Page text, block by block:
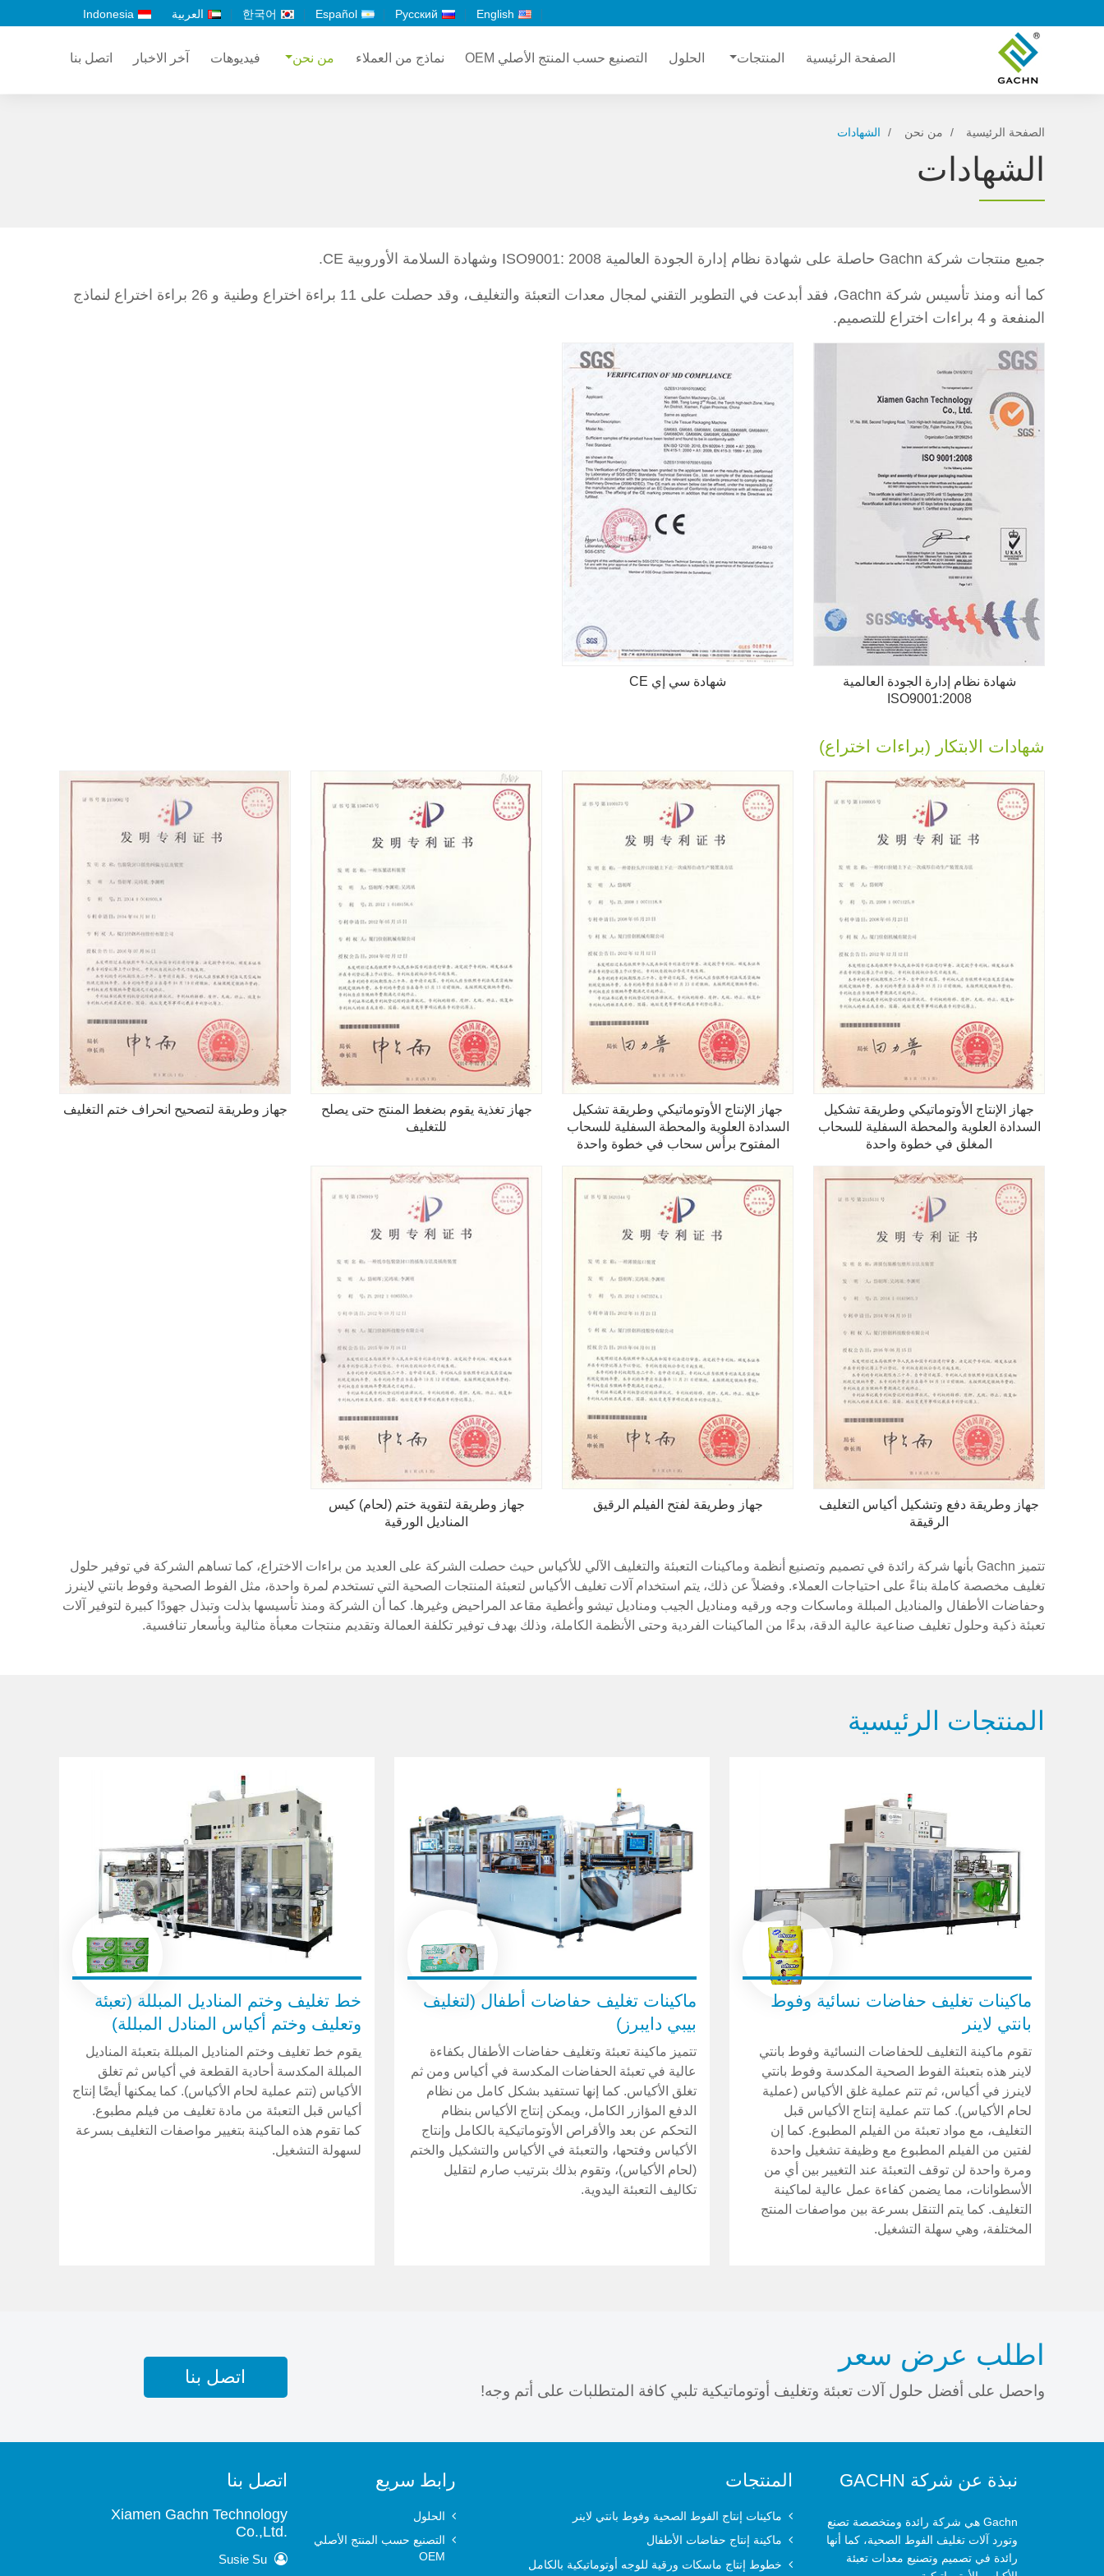
English
Русский
Español
한국어 العربية Indonesia
الصفحة الرئيسية المنتجات الحلول التصنيع حسب المنتج الأصلي OEM نماذج من العملاء من نحن فيديوهات آخر الاخبار اتصل بنا
الصفحة الرئيسية من نحن الشهادات
الشهادات
جميع منتجات شركة Gachn حاصلة على شهادة نظام إدارة الجودة العالمية ISO9001: 2008 وشهادة السلامة الأوروبية CE.
كما أنه ومنذ تأسيس شركة Gachn، فقد أبدعت في التطوير التقني لمجال معدات التعبئة والتغليف، وقد حصلت على 11 براءة اختراع وطنية و 26 براءة اختراع لنماذج
المنفعة و 4 براءات اختراع للتصميم.
شهادة نظام إدارة الجودة العالمية
ISO9001:2008
شهادة سي إي CE
شهادات الابتكار (براءات اختراع)
جهاز الإنتاج الأوتوماتيكي وطريقة تشكيل
السدادة العلوية والمحطة السفلية للسحاب
المغلق في خطوة واحدة
جهاز الإنتاج الأوتوماتيكي وطريقة تشكيل
السدادة العلوية والمحطة السفلية للسحاب
المفتوح برأس سحاب في خطوة واحدة
جهاز تغذية يقوم بضغط المنتج حتى يصلح
للتغليف
جهاز وطريقة لتصحيح انحراف ختم التغليف
جهاز وطريقة دفع وتشكيل أكياس التغليف
الرقيقة
جهاز وطريقة لفتح الفيلم الرقيق
جهاز وطريقة لتقوية ختم (لحام) كيس
المناديل الورقية
تتميز Gachn بأنها شركة رائدة في تصميم وتصنيع أنظمة وماكينات التعبئة والتغليف الآلي للأكياس حيث حصلت الشركة على العديد من براءات الاختراع، كما تساهم الشركة في توفير حلول
تغليف مخصصة كاملة بناءً على احتياجات العملاء. وفضلاً عن ذلك، يتم استخدام آلات تغليف الأكياس لتعبئة المنتجات الصحية التي تستخدم لمرة واحدة، مثل الفوط الصحية وفوط بانتي لاينرز
وحفاضات الأطفال والمناديل المبللة وماسكات وجه ورقيه ومناديل الجيب ومناديل تيشو وأغطية مقاعد المراحيض وغيرها. كما أن الشركة ومنذ تأسيسها بذلت وتبذل جهودًا كبيرة لتوفير آلات
تعبئة ذكية وحلول تغليف صناعية عالية الدقة، بدءًا من الماكينات الفردية وحتى الأنظمة الكاملة، وذلك بهدف توفير تكلفة العمالة وتقديم منتجات معبأة مثالية وبأسعار تنافسية.
المنتجات الرئيسية
ماكينات تغليف حفاضات نسائية وفوط
بانتي لاينر
تقوم ماكينة التغليف للحفاضات النسائية وفوط بانتي
لاينر هذه بتعبئة الفوط الصحية المكدسة وفوط بانتي
لاينرز في أكياس، ثم تتم عملية غلق الأكياس (عملية
لحام الأكياس). كما تتم عملية إنتاج الأكياس قبل
التغليف، مع مواد تعبئة من الفيلم المطبوع. كما إن
لفتين من الفيلم المطبوع مع وظيفة تشغيل واحدة
ومرة واحدة لن توقف التعبئة عند التغيير بين أي من
الأسطوانات، مما يضمن كفاءة عمل عالية لماكينة
التغليف. كما يتم التنقل بسرعة بين مواصفات المنتج
المختلفة، وهي سهلة التشغيل.
ماكينات تغليف حفاضات أطفال (لتغليف
بيبي دايبرز)
تتميز ماكينة تعبئة وتغليف حفاضات الأطفال بكفاءة
عالية في تعبئة الحفاضات المكدسة في أكياس ومن ثم
تغلق الأكياس. كما إنها تستفيد بشكل كامل من نظام
الدفع المؤازر الكامل، ويمكن إنتاج الأكياس بنظام
التحكم عن بعد والأقراص الأوتوماتيكية بالكامل وإنتاج
الأكياس وفتحها، والتعبئة في الأكياس والتشكيل والختم
(لحام الأكياس)، وتقوم بذلك بترتيب صارم لتقليل
تكاليف التعبئة اليدوية.
خط تغليف وختم المناديل المبللة (تعبئة
وتعليف وختم أكياس المنادل المبللة)
يقوم خط تغليف وختم المناديل المبللة بتعبئة المناديل
المبللة المكدسة أحادية القطعة في أكياس ثم تغلق
الأكياس (تتم عملية لحام الأكياس). كما يمكنها أيضًا إنتاج
أكياس قبل التعبئة من مادة تغليف من فيلم مطبوع.
كما تقوم هذه الماكينة بتغيير مواصفات التغليف بسرعة
لسهولة التشغيل.
اطلب عرض سعر
واحصل على أفضل حلول آلات تعبئة وتغليف أوتوماتيكية تلبي كافة المتطلبات على أتم وجه!
اتصل بنا
نبذة عن شركة GACHN
Gachn هي شركة رائدة ومتخصصة تصنع
وتورد آلات تغليف الفوط الصحية، كما أنها
رائدة في تصميم وتصنيع معدات تعبئة
المنتجات
ماكينات إنتاج الفوط الصحية وفوط بانتي لاينر
ماكينة إنتاج حفاضات الأطفال
خطوط إنتاج ماسكات ورقية للوجه أوتوماتيكية بالكامل
رابط سريع
الحلول
التصنيع حسب المنتج الأصلي
OEM
اتصل بنا
Xiamen Gachn Technology
Co.,Ltd.
Susie Su